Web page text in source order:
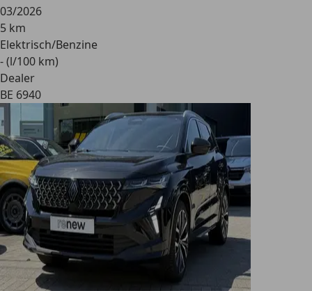
03/2026
5 km
Elektrisch/Benzine
- (l/100 km)
Dealer
BE 6940